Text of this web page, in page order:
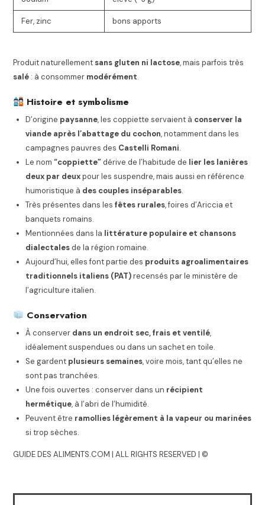
Fer, zinc bons apports
Produit naturellement sans gluten ni lactose, mais parfois très
salé : à consommer modérément.
Histoire et symbolisme
D’origine paysanne, les coppiette servaient à conserver la
viande après l’abattage du cochon, notamment dans les
campagnes pauvres des Castelli Romani.
Le nom“coppiette”dérive de l’habitude de lier les lanières
deux par deuxpour les suspendre, mais aussi en référence
humoristique à des couples inséparables.
Très présentes dans lesfêtes rurales, foires d’Ariccia et
banquets romains.
Mentionnées dans la littérature populaire et chansons
dialectalesde la région romaine.
Aujourd’hui, elles font partie des produits agroalimentaires
traditionnels italiens (PAT)recensés par le ministère de
l’agriculture italien.
Conservation
À conserver dans un endroit sec, frais et ventilé,
idéalement suspendues ou dans un sachet en toile.
Se gardent plusieurs semaines, voire mois, tant qu’elles ne
sont pas tranchées.
Une fois ouvertes : conserver dans un récipient
hermétique, à l’abri de l’humidité.
Peuvent être ramollies légèrement à la vapeur ou marinées
si trop sèches.
GUIDE DES ALIMENTS.COM | ALL RIGHTS RESERVED | ©